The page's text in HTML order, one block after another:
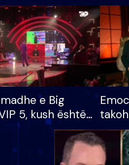
e Big
5, kush është
që lë shtëpinë
mundësinë për
e madh
apo